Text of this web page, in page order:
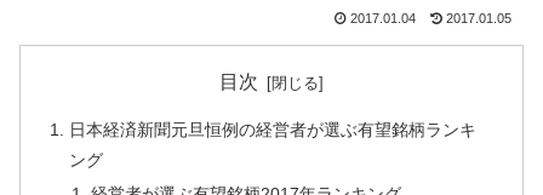
2017.01.04 2017.01.05
目次
日本経済新聞元旦恒例の経営者が選ぶ有望銘柄ランキ
ング